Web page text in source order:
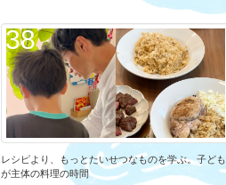
38
レシピより、もっとたいせつなものを学ぶ。子ども
が主体の料理の時間